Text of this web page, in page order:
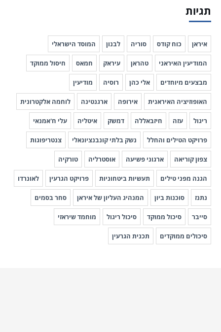
תגיות
איראן כוח קודס סוריה לבנון המוסד הישראלי
המודיעין האיראני טהראן עיראק חמאס חיסול ממוקד
מבצעים מיוחדים אלי כהן רוסיה מודיעין
האופוזיציה האיראנית אירופה ארגנטינה לוחמה אלקטרונית
ריגול עזה חיזבאללה דמשק איטליה עלי ח'אמנאי
פרויקט הטילים והחלל נשק בלתי קונבנציונאלי צנטריפוגות
צפון קוריאה ארגוני פשיעה אוסטרליה טורקיה
הגנה מפני טילים תעשיות ביטחוניות פרויקט הגרעין לאונרדו
נתנז סוכנות ביון המנהיג העליון של איראן סחר בסמים
סייבר סיכול ממוקד סיכול ריגול מוחמד שיראזי
סיכולים ממוקדים תכנית הגרעין